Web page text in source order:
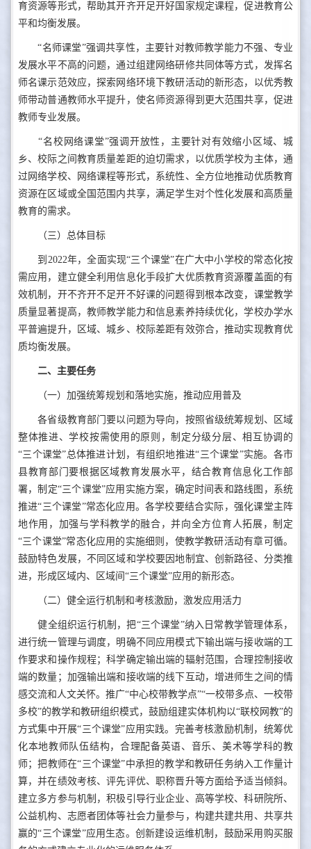
育资源等形式，帮助其开齐开足开好国家规定课程，促进教育公
平和均衡发展。
“名师课堂”强调共享性，主要针对教师教学能力不强、专业
发展水平不高的问题，通过组建网络研修共同体等方式，发挥名
师名课示范效应，探索网络环境下教研活动的新形态，以优秀教
师带动普通教师水平提升，使名师资源得到更大范围共享，促进
教师专业发展。
“名校网络课堂”强调开放性，主要针对有效缩小区域、城
乡、校际之间教育质量差距的迫切需求，以优质学校为主体，通
过网络学校、网络课程等形式，系统性、全方位地推动优质教育
资源在区域或全国范围内共享，满足学生对个性化发展和高质量
教育的需求。
（三）总体目标
到2022年，全面实现“三个课堂”在广大中小学校的常态化按
需应用，建立健全利用信息化手段扩大优质教育资源覆盖面的有
效机制，开不齐开不足开不好课的问题得到根本改变，课堂教学
质量显著提高，教师教学能力和信息素养持续优化，学校办学水
平普遍提升，区域、城乡、校际差距有效弥合，推动实现教育优
质均衡发展。
二、主要任务
（一）加强统筹规划和落地实施，推动应用普及
各省级教育部门要以问题为导向，按照省级统筹规划、区域
整体推进、学校按需使用的原则，制定分级分层、相互协调的
“三个课堂”总体推进计划，有组织地推进“三个课堂”实施。各市
县教育部门要根据区域教育发展水平，结合教育信息化工作部
署，制定“三个课堂”应用实施方案，确定时间表和路线图，系统
推进“三个课堂”常态化应用。各学校要结合实际，强化课堂主阵
地作用，加强与学科教学的融合，并向全方位育人拓展，制定
“三个课堂”常态化应用的实施细则，使教学教研活动有章可循。
鼓励特色发展，不同区域和学校要因地制宜、创新路径、分类推
进，形成区域内、区域间“三个课堂”应用的新形态。
（二）健全运行机制和考核激励，激发应用活力
健全组织运行机制，把“三个课堂”纳入日常教学管理体系，
进行统一管理与调度，明确不同应用模式下输出端与接收端的工
作要求和操作规程；科学确定输出端的辐射范围，合理控制接收
端的数量；加强输出端和接收端的线下互动，增进师生之间的情
感交流和人文关怀。推广“中心校带教学点”“一校带多点、一校带
多校”的教学和教研组织模式，鼓励组建实体机构以“联校网教”的
方式集中开展“三个课堂”应用实践。完善考核激励机制，统筹优
化本地教师队伍结构，合理配备英语、音乐、美术等学科的教
师；把教师在“三个课堂”中承担的教学和教研任务纳入工作量计
算，并在绩效考核、评先评优、职称晋升等方面给予适当倾斜。
建立多方参与机制，积极引导行业企业、高等学校、科研院所、
公益机构、志愿者团体等社会力量参与，构建共建共用、共享共
赢的“三个课堂”应用生态。创新建设运维机制，鼓励采用购买服